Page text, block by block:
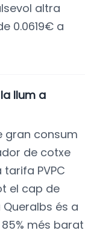
altra
0.0619€ a
llum a
gran consum
de cotxe
PVPC
el cap de
és a
més barat